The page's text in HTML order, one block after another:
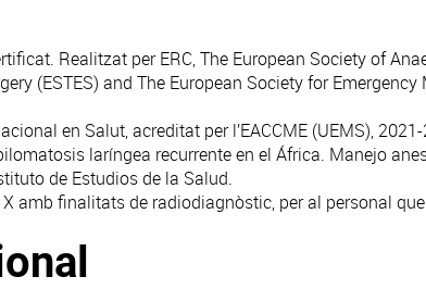
Realitzat per ERC, The European Society of
(ESTES) and The European Society for Emergency
en Salut, acreditat per l’EACCME (UEMS),
laríngea recurrente en el África. Manejo
de Estudios de la Salud.
X amb finalitats de radiodiagnòstic, per al personal